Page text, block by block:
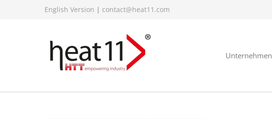
English Version | contact@heat11.com
Unternehmen